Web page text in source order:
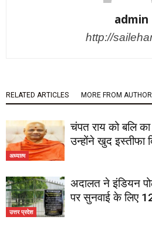
admin
http://
RELATED ARTICLES MORE FROM AUTHOR
अध्यात्म
चंपत राय को बलि का
उन्होंने खुद इस्तीफा
उत्तर प्रदेश
अदालत ने इंडियन
पर सुनवाई के लिए